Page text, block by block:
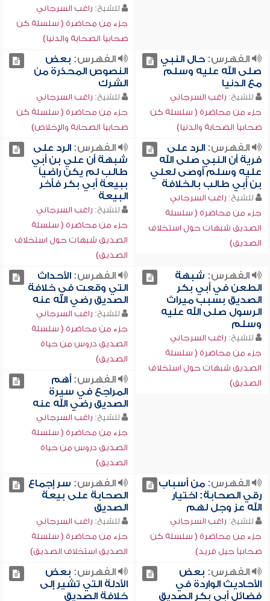
للشيخ: راغب السرجاني
جزء من محاضرة ( سلسلة كن
صحابياً الصحابة والدنيا)
الفهرس:حال النبي
صلى الله عليه وسلم
مع الدنيا
للشيخ: راغب السرجاني
جزء من محاضرة ( سلسلة كن
صحابياً الصحابة والدنيا)
الفهرس: بعض
النصوص المحذرة من
الشرك
للشيخ: راغب السرجاني
جزء من محاضرة ( سلسلة كن
صحابياً الصحابة والإخلاص)
الفهرس:الرد على
فرية أن النبي صلى الله
عليه وسلم أوصى لعلي
بن أبي طالب بالخلافة
للشيخ: راغب السرجاني
جزء من محاضرة ( سلسلة
الصديق شبهات حول استخلاف
الصديق)
الفهرس:الرد على
شبهة أن علي بن أبي
طالب لم يكن راضياً
ببيعة أبي بكر فأخر
البيعة
للشيخ: راغب السرجاني
جزء من محاضرة ( سلسلة
الصديق شبهات حول استخلاف
الصديق)
الفهرس: شبهة
الطعن في أبي بكر
الصديق بسبب ميراث
الرسول صلى الله عليه
وسلم
للشيخ: راغب السرجاني
جزء من محاضرة ( سلسلة
الصديق شبهات حول استخلاف
الصديق)
الفهرس:الأحداث
التي وقعت في خلافة
الصديق رضي الله عنه
للشيخ: راغب السرجاني
جزء من محاضرة ( سلسلة
الصديق دروس من حياة
الصديق)
الفهرس:أهم
المراجع في سيرة
الصديق رضي الله عنه
للشيخ: راغب السرجاني
جزء من محاضرة ( سلسلة
الصديق دروس من حياة
الصديق)
الفهرس:من أسباب
رقي الصحابة: اختيار
الله عز وجل لهم
للشيخ: راغب السرجاني
جزء من محاضرة ( سلسلة كن
صحابياً جيل فريد)
الفهرس: سر إجماع
الصحابة على بيعة
الصديق
للشيخ: راغب السرجاني
جزء من محاضرة ( سلسلة
الصديق استخلاف الصديق)
الفهرس: بعض
الأحاديث الواردة في
فضائل أبي بكر الصديق
الفهرس: بعض
الأدلة التي تشير إلى
خلافة الصديق